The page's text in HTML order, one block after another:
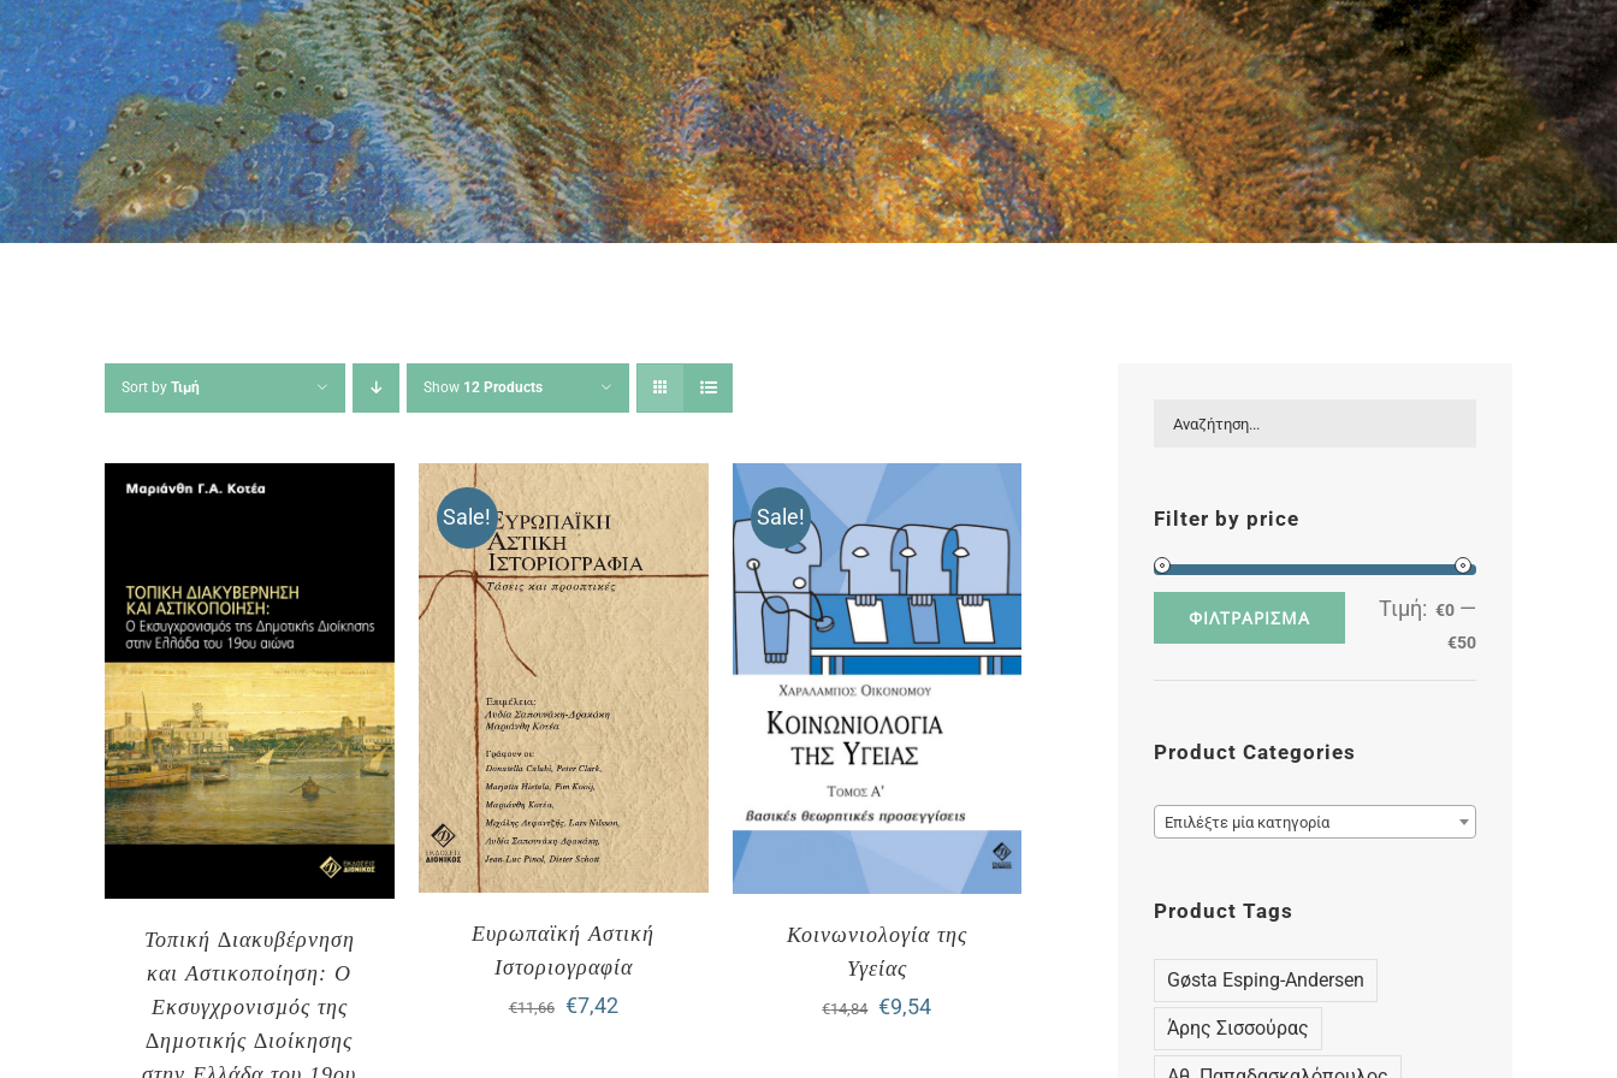
Sort by Τιμή Show 12 Products
Τοπική ∆ιακυβέρνηση
και Αστικοποίηση: Ο
Εκσυγχρονισµός της
∆ηµοτικής ∆ιοίκησης
Sale!
Ευρωπαϊκή Αστική
Ιστοριογραφία
€11,66
Original
€7,42Η
Sale!
Κοινωνιολογία της
Υγείας
€14,84 Original
€9,54Η
Filter by price
ΦΙΛΤΡΆΡΙΣΜΑ Τιμή: €0 —
€50
Product Categories
Επιλέξτε μία κατηγορία
Product Tags
Gøsta Esping-Andersen
Άρης Σισσούρας